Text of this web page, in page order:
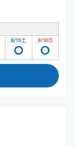
8/15土 8/16日